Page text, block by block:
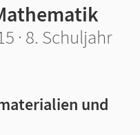
· 8. Schuljahr
und